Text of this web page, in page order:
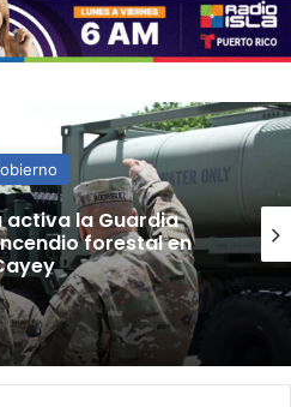
a la medida”:
aprobación
de Esencia